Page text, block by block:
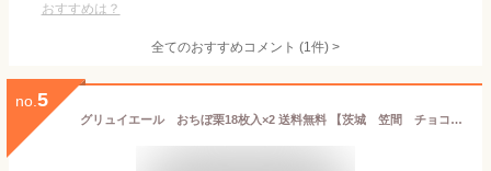
おすすめは？
全てのおすすめコメント (1件) >
no. 5
グリュイエール おちぼ栗18枚入×2 送料無料 【茨城 笠間 チョコレート クッキー 栗 くちどけ ほろほろ スイーツ お取り寄せスイーツ】